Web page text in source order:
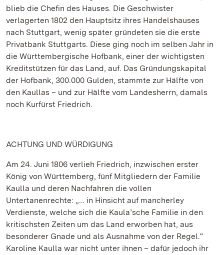
blieb die Chefin des Hauses. Die Geschwister
verlagerten 1802 den Hauptsitz ihres Handelshauses
nach Stuttgart, wenig später gründeten sie die erste
Privatbank Stuttgarts. Diese ging noch im selben Jahr in
die Württembergische Hofbank, einer der wichtigsten
Kreditstützen für das Land, auf. Das Gründungskapital
der Hofbank, 300.000 Gulden, stammte zur Hälfte von
den Kaullas – und zur Hälfte vom Landesherrn, damals
noch Kurfürst Friedrich.
ACHTUNG UND WÜRDIGUNG
Am 24. Juni 1806 verlieh Friedrich, inzwischen erster
König von Württemberg, fünf Mitgliedern der Familie
Kaulla und deren Nachfahren die vollen
Untertanenrechte: „… in Hinsicht auf mancherley
Verdienste, welche sich die Kaula’sche Familie in den
kritischsten Zeiten um das Land erworben hat, aus
besonderer Gnade und als Ausnahme von der Regel.“
Karoline Kaulla war nicht unter ihnen – dafür jedoch ihr